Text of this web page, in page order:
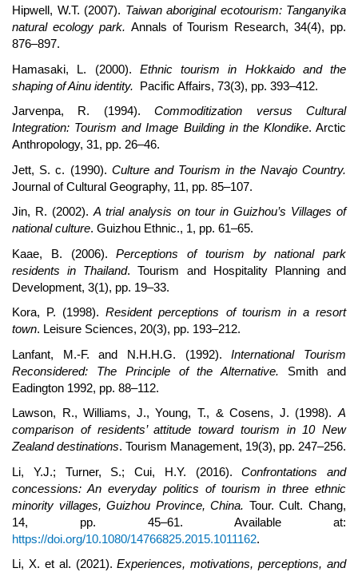
Hipwell, W.T. (2007). Taiwan aboriginal ecotourism: Tanganyika
natural ecology park. Annals of Tourism Research, 34(4), pp.
876–897.
Hamasaki, L. (2000). Ethnic tourism in Hokkaido and the
shaping of Ainu identity. Pacific Affairs, 73(3), pp. 393–412.
Jarvenpa, R. (1994).Commoditization versus Cultural
Integration: Tourism and Image Building in the Klondike. Arctic
Anthropology, 31, pp. 26–46.
Jett, S. c. (1990). Culture and Tourism in the Navajo Country.
Journal of Cultural Geography, 11, pp. 85–107.
Jin, R. (2002).A trial analysis on tour in Guizhou’s Villages of
national culture. Guizhou Ethnic., 1, pp. 61–65.
Kaae, B. (2006).Perceptions of tourism by national park
residents in Thailand. Tourism and Hospitality Planning and
Development, 3(1), pp. 19–33.
Kora, P. (1998).Resident perceptions of tourism in a resort
town. Leisure Sciences, 20(3), pp. 193–212.
Lanfant, M.-F. and N.H.H.G. (1992).International Tourism
Reconsidered: The Principle of the Alternative. Smith and
Eadington 1992, pp. 88–112.
Lawson, R., Williams, J., Young, T., & Cosens, J. (1998). A
comparison of residents’ attitude toward tourism in 10 New
Zealand destinations. Tourism Management, 19(3), pp. 247–256.
Li, Y.J.; Turner, S.; Cui, H.Y. (2016).Confrontations and
concessions: An everyday politics of tourism in three ethnic
minority villages, Guizhou Province, China. Tour. Cult. Chang,
14, pp. 45–61. Available at:
https://doi.org/10.1080/14766825.2015.1011162.
Li, X. et al. (2021).Experiences, motivations, perceptions, and